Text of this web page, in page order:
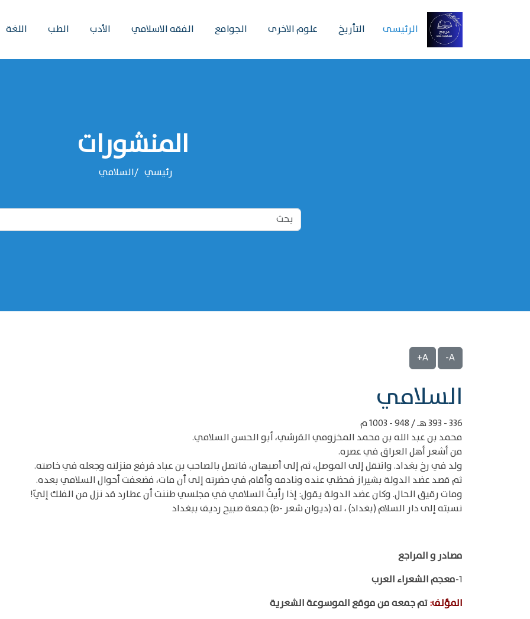
الرئیسی التأريخ علوم الاخرى الجوامع الفقه الاسلامي الأدب الطب اللغة
المنشورات
رئيسي ‌‌السلامي
A-
A+
‌‌السلامي
336 - 393 هـ / 948 - 1003 م
محمد بن عبد الله بن محمد المخزومي القرشي، أبو الحسن السلامي.
من أشعر أهل العراق في عصره.
ولد في رخ بغداد. وانتقل إلى الموصل، ثم إلى أصبهان، فاتصل بالصاحب بن عباد فرفع منزلته وجعله في خاصته.
ثم قصد عضد الدولة بشيراز فحظي عنده ونادمه وأقام في حضرته إلى أن مات، فضعفت أحوال السلامي بعده.
ومات رقيق الحال. وكان عضد الدولة يقول: إذا رأيتُ السلامي في مجلسي طننت أن عطارد قد نزل من الفلك إليّ!
نسبته إلى دار السلام (بغداد) ، له (ديوان شعر -ط) جمعة صبيح رديف ببغداد
مصادر و المراجع
1- معجم الشعراء العرب
المؤلف:تم جمعه من موقع الموسوعة الشعرية